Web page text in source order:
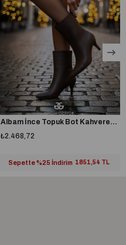
Albam İnce Topuk Bot Kahverengi
₺2.468,72
Sepette %25 İndirim 1851,54 TL